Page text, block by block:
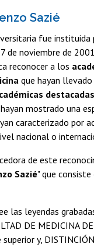
Sazié
fue instituida
de noviembre de
reconocer a los
que hayan llevado
destacadas
mostrado una
caracterizado por
nacional o
de este
Sazié" que consiste
las leyendas
DE MEDICINA
y,